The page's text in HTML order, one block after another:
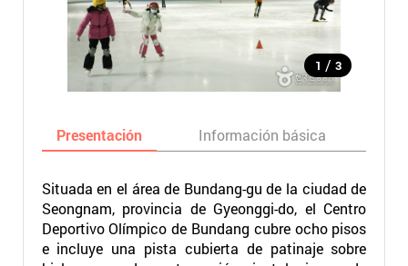
1 / 3
Presentación Información básica
Situada en el área de Bundang-gu de la ciudad de
Seongnam, provincia de Gyeonggi-do, el Centro
Deportivo Olímpico de Bundang cubre ocho pisos
e incluye una pista cubierta de patinaje sobre